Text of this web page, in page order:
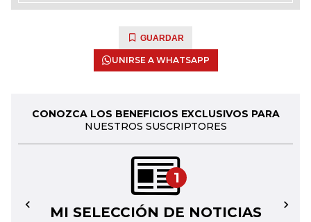
GUARDAR
UNIRSE A WHATSAPP
CONOZCA LOS BENEFICIOS EXCLUSIVOS PARA
NUESTROS SUSCRIPTORES
1
MI SELECCIÓN DE NOTICIAS
← →